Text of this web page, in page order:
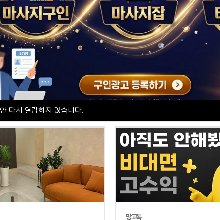
다시 열람하지 않습니다.
피부관리 토탈샵관리 경락
망고톡